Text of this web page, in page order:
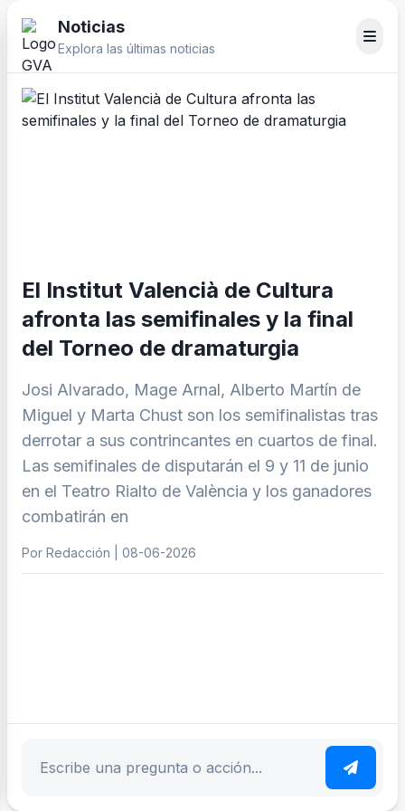
Noticias
Explora las últimas noticias
El Institut Valencià de Cultura
afronta las semifinales y la final
del Torneo de dramaturgia
Josi Alvarado, Mage Arnal, Alberto Martín de
Miguel y Marta Chust son los semifinalistas tras
derrotar a sus contrincantes en cuartos de final.
Las semifinales de disputarán el 9 y 11 de junio
en el Teatro Rialto de València y los ganadores
combatirán en
Por Redacción | 08-06-2026
Escribe tu pregunta